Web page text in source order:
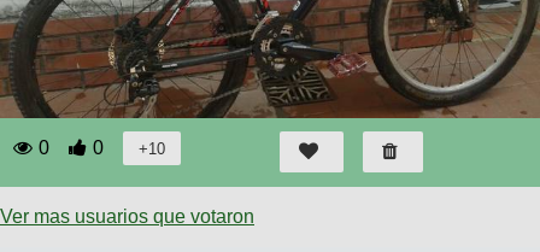
DÃA
Fotos
mas
votadas
0 0
Ver mas usuarios que votaron